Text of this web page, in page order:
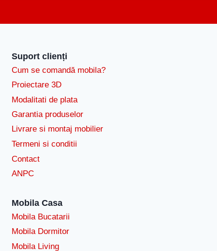
Suport clienți
Cum se comandă mobila?
Proiectare 3D
Modalitati de plata
Garantia produselor
Livrare si montaj mobilier
Termeni si conditii
Contact
ANPC
Mobila Casa
Mobila Bucatarii
Mobila Dormitor
Mobila Living